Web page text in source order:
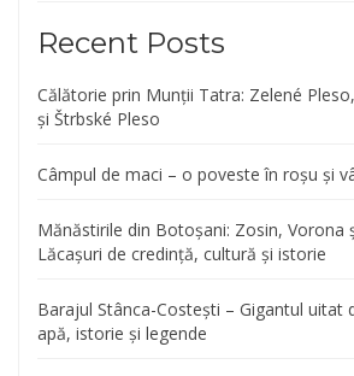
Recent Posts
Călătorie prin Munții Tatra: Zelené
și Štrbské Pleso
Câmpul de maci – o poveste în roșu și
Mănăstirile din Botoșani: Zosin, Vorona
Lăcașuri de credință, cultură și istorie
Barajul Stânca-Costești – Gigantul uitat
apă, istorie și legende